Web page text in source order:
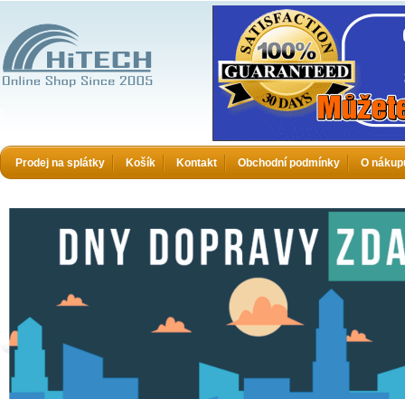
Prodej na splátky Košík Kontakt Obchodní podmínky O